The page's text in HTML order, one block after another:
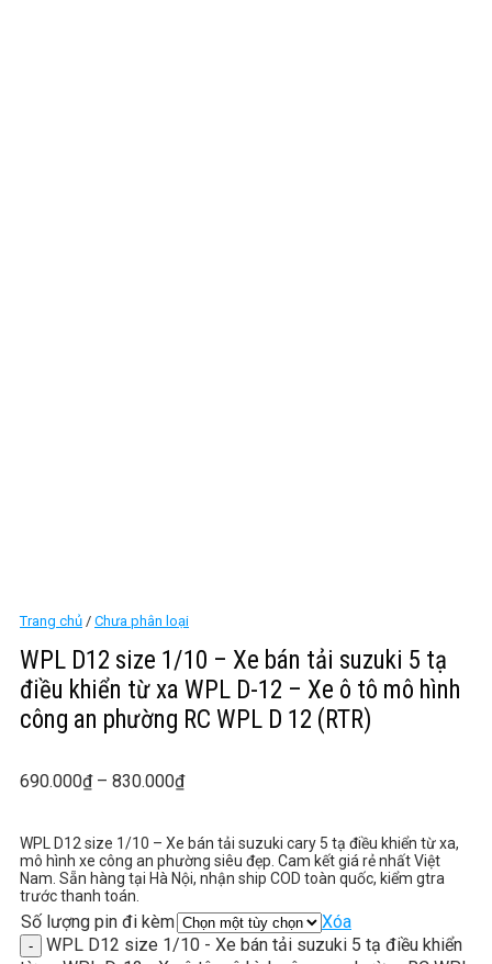
Trang chủ / Chưa phân loại
WPL D12 size 1/10 – Xe bán tải suzuki 5 tạ
điều khiển từ xa WPL D-12 – Xe ô tô mô hình
công an phường RC WPL D 12 (RTR)
690.000₫– 830.000₫
WPL D12 size 1/10 – Xe bán tải suzuki cary 5 tạ điều khiển từ xa,
mô hình xe công an phường siêu đẹp. Cam kết giá rẻ nhất Việt
Nam. Sẵn hàng tại Hà Nội, nhận ship COD toàn quốc, kiểm gtra
trước thanh toán.
Số lượng pin đi kèm
Xóa
WPL D12 size 1/10 - Xe bán tải suzuki 5 tạ điều khiển